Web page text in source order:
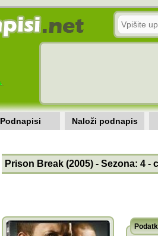
Podnapisi Naloži podnapis
Prison Break (2005) - Sezona: 4 -